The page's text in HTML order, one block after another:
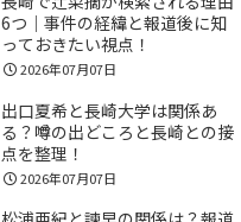
6つ｜事件の経緯と報道後に知
っておきたい視点！
2026年07月07日
出口夏希と長崎大学は関係あ
る？噂の出どころと長崎との接
点を整理！
2026年07月07日